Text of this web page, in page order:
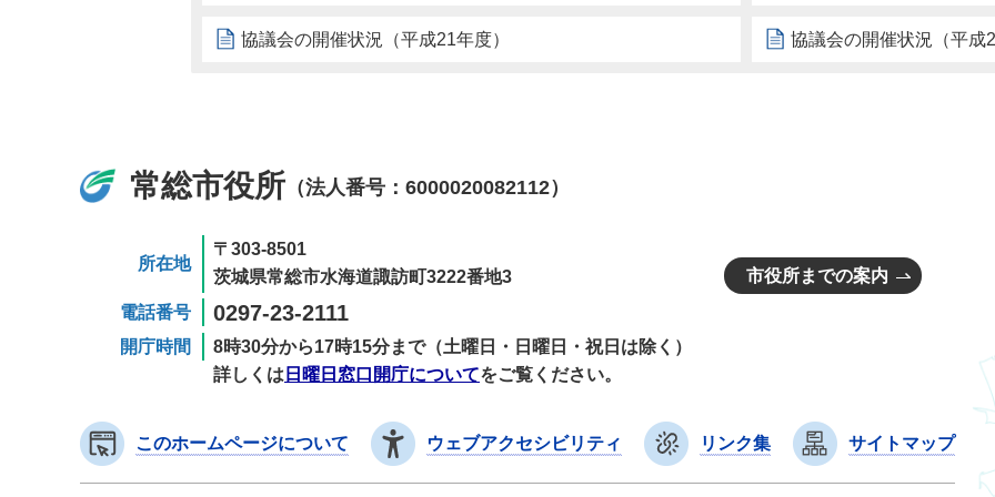
協議会の開催状況（平成21年度） 協議会の開催状況（平成
常総市役所 （法人番号：6000020082112）
所在地
〒303-8501
茨城県常総市水海道諏訪町3222番地3
電話番号
0297-23-2111
開庁時間
8時30分から17時15分まで（土曜日・日曜日・祝日は除く）
詳しくは 日曜日窓口開庁についてをご覧ください。
市役所までの案内
このホームページについて ウェブアクセシビリティ リンク集 サイトマップ